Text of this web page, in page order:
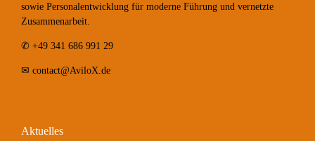
sowie Personalentwicklung für moderne Führung und vernetzte
Zusammenarbeit.
✆ +49 341 686 991 29
✉ contact@AviloX.de
Aktuelles